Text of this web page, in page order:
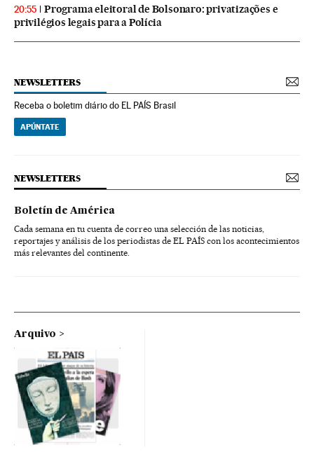
20:55
Programa eleitoral de Bolsonaro: privatizações e
privilégios legais para a Polícia
NEWSLETTERS
Receba o boletim diário do EL PAÍS Brasil
APÚNTATE
NEWSLETTERS
Boletín de América
Cada semana en tu cuenta de correo una selección de las noticias,
reportajes y análisis de los periodistas de EL PAÍS con los acontecimientos
más relevantes del continente.
Arquivo